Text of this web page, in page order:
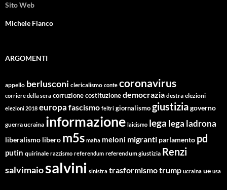
Sito Web
Michele Fianco
ARGOMENTI
appello berlusconi clericalismo conte coronavirus
corriere della sera corruzionecostituzionedemocrazia destra elezioni
elezioni 2018 europa fascismo feltri giornalismogiustiziagoverno
guerra ucraina informazione laicismo lega lega ladrona
liberalismo libero m5s mafia meloni migranti parlamento pd
putin quirinale razzismo referendum referendum giustizia Renzi
salvimaiosalvini sinistra trasformismotrump ucraina ue usa